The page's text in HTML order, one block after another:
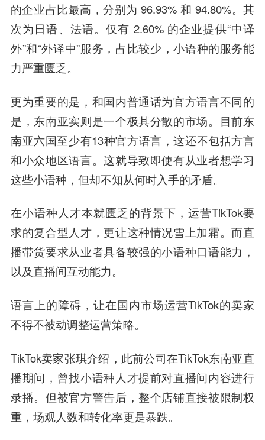
的企业占比最高，分别为 96.93% 和 94.80%。其
次为日语、法语。仅有 2.60% 的企业提供“中译
外”和“外译中”服务，占比较少，小语种的服务能
力严重匮乏。
更为重要的是，和国内普通话为官方语言不同的
是，东南亚实则是一个极其分散的市场。目前东
南亚六国至少有13种官方语言，这还不包括方言
和小众地区语言。这就导致即使有从业者想学习
这些小语种，但却不知从何时入手的矛盾。
在小语种人才本就匮乏的背景下，运营TikTok要
求的复合型人才，更让这种情况雪上加霜。而直
播带货要求从业者具备较强的小语种口语能力，
以及直播间互动能力。
语言上的障碍，让在国内市场运营TikTok的卖家
不得不被动调整运营策略。
TikTok卖家张琪介绍，此前公司在TikTok东南亚直
播期间，曾找小语种人才提前对直播间内容进行
录播。但被官方警告后，整个店铺直接被限制权
重，场观人数和转化率更是暴跌。